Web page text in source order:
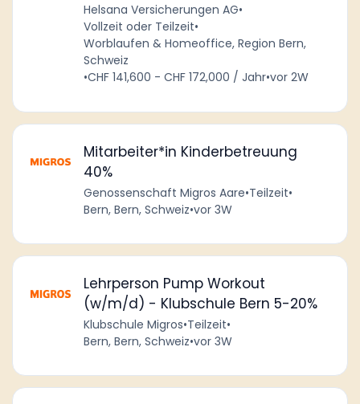
Helsana Versicherungen AG•
Vollzeit oder Teilzeit•
Worblaufen & Homeoffice, Region Bern,
Schweiz
•CHF 141,600 - CHF 172,000 / Jahr•vor 2W
Mitarbeiter*in Kinderbetreuung
40%
Genossenschaft Migros Aare•Teilzeit•
Bern, Bern, Schweiz•vor 3W
Lehrperson Pump Workout
(w/m/d) - Klubschule Bern 5-20%
Klubschule Migros•Teilzeit•
Bern, Bern, Schweiz•vor 3W